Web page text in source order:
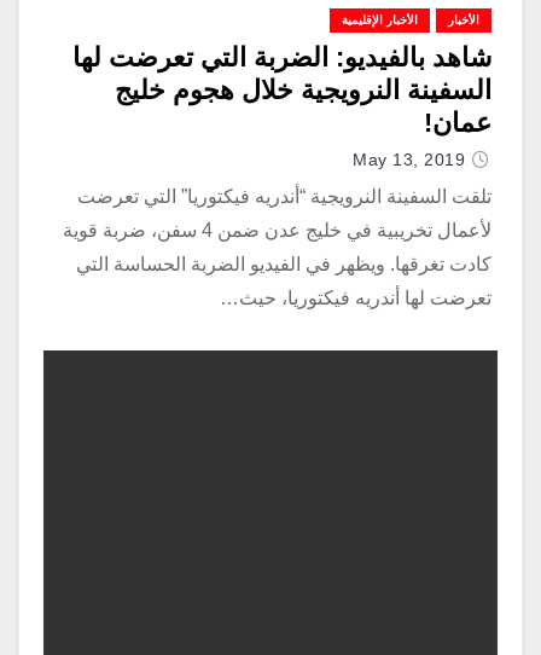
الأخبار الأخبار الإقليمية
شاهد بالفيديو: الضربة التي تعرضت لها
السفينة النرويجية خلال هجوم خليج
عمان!
May 13, 2019
تلقت السفينة النرويجية “أندريه فيكتوريا” التي تعرضت
لأعمال تخريبية في خليج عدن ضمن 4 سفن، ضربة قوية
كادت تغرقها. ويظهر في الفيديو الضربة الحساسة التي
تعرضت لها أندريه فيكتوريا، حيث…